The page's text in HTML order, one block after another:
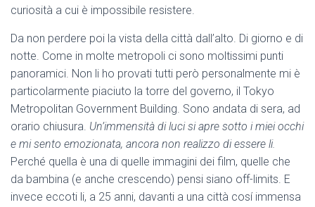
curiosità a cui è impossibile resistere.
Da non perdere poi la vista della città dall’alto. Di giorno e di
notte. Come in molte metropoli ci sono moltissimi punti
panoramici. Non li ho provati tutti però personalmente mi è
particolarmente piaciuto la torre del governo, il Tokyo
Metropolitan Government Building. Sono andata di sera, ad
orario chiusura. Un’immensità di luci si apre sotto i miei occhi
e mi sento emozionata, ancora non realizzo di essere li.
Perché quella è una di quelle immagini dei film, quelle che
da bambina (e anche crescendo) pensi siano off-limits. E
invece eccoti li, a 25 anni, davanti a una città cosí immensa